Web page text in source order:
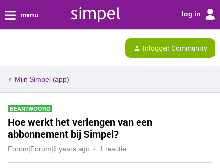
menu log in
Inloggen Community
Mijn Simpel (app)
BEANTWOORD
Hoe werkt het verlengen van een
abbonnement bij Simpel?
Forum|Forum|6 years ago 1 reactie